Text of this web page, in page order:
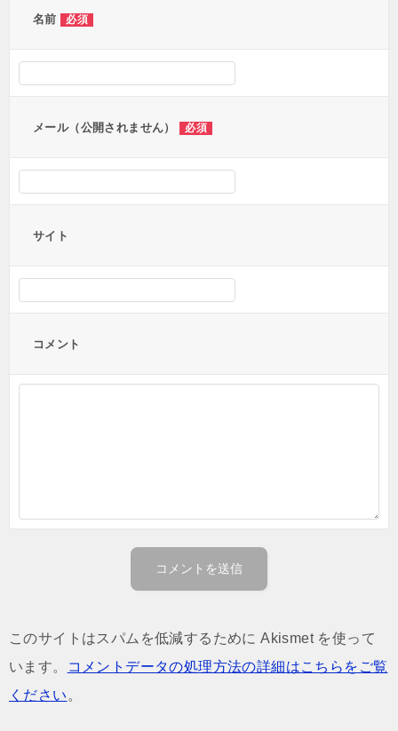
名前 必須
メール（公開されません） 必須
サイト
コメント
このサイトはスパムを低減するために Akismet を使って
います。
コメントデータの処理方法の詳細はこちらをご覧
ください 。